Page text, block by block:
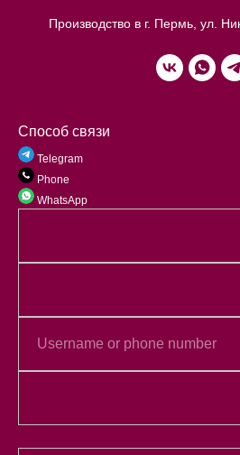
Производство в г. Пермь, ул.
Способ связи
Telegram
Phone
WhatsApp